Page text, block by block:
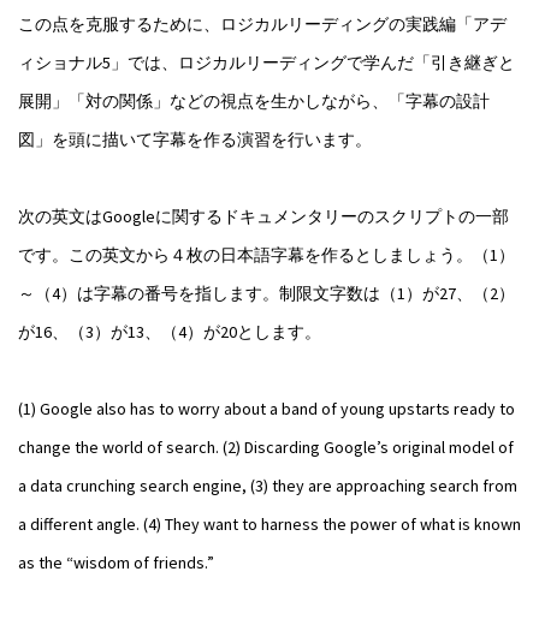
この点を克服するために、ロジカルリーディングの実践編「アデ
ィショナル5」では、ロジカルリーディングで学んだ「引き継ぎと
展開」「対の関係」などの視点を生かしながら、「字幕の設計
図」を頭に描いて字幕を作る演習を行います。
次の英文はGoogleに関するドキュメンタリーのスクリプトの一部
です。この英文から４枚の日本語字幕を作るとしましょう。（1）
～（4）は字幕の番号を指します。制限文字数は（1）が27、（2）
が16、（3）が13、（4）が20とします。
(1) Google also has to worry about a band of young upstarts ready to
change the world of search. (2) Discarding Google’s original model of
a data crunching search engine, (3) they are approaching search from
a different angle. (4) They want to harness the power of what is known
as the “wisdom of friends.”